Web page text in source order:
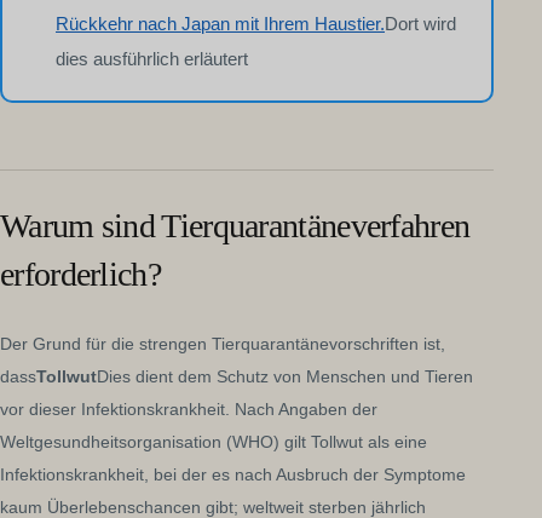
Rückkehr nach Japan mit Ihrem Haustier.Dort wird
dies ausführlich erläutert
Warum sind Tierquarantäneverfahren
erforderlich?
Der Grund für die strengen Tierquarantänevorschriften ist,
dassTollwutDies dient dem Schutz von Menschen und Tieren
vor dieser Infektionskrankheit. Nach Angaben der
Weltgesundheitsorganisation (WHO) gilt Tollwut als eine
Infektionskrankheit, bei der es nach Ausbruch der Symptome
kaum Überlebenschancen gibt; weltweit sterben jährlich